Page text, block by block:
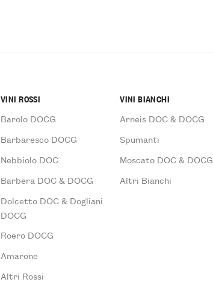
VINI ROSSI
Barolo DOCG
Barbaresco DOCG
Nebbiolo DOC
Barbera DOC & DOCG
Dolcetto DOC & Dogliani
DOCG
Roero DOCG
Amarone
Altri Rossi
VINI BIANCHI
Arneis DOC & DOCG
Spumanti
Moscato DOC & DOCG
Altri Bianchi